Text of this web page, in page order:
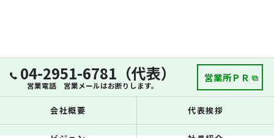
04-2951-6781（代表）
営業電話 営業メールはお断りします。
営業所ＰＲ
会社概要 代表挨拶